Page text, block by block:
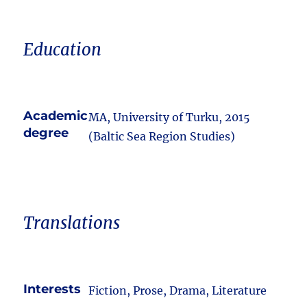
Education
Academic
degree
MA, University of Turku, 2015
(Baltic Sea Region Studies)
Translations
Interests
Fiction, Prose, Drama, Literature